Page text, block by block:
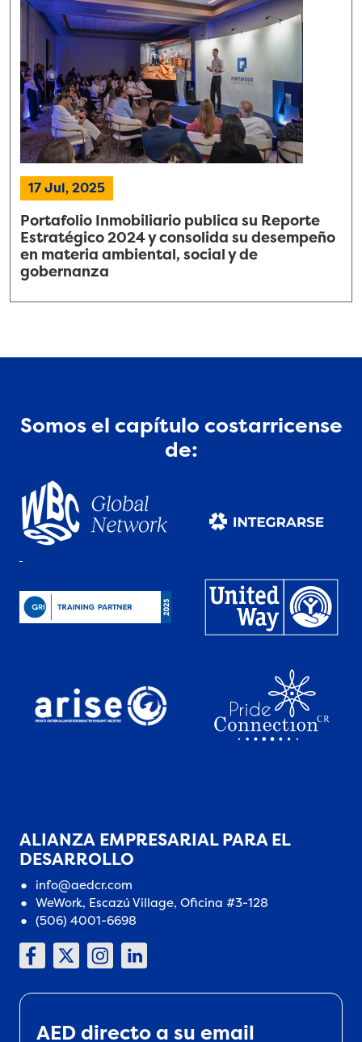
17 Jul, 2025
Portafolio Inmobiliario publica su Reporte
Estratégico 2024 y consolida su desempeño
en materia ambiental, social y de
gobernanza
Somos el capítulo costarricense
de:
ALIANZA EMPRESARIAL PARA EL
DESARROLLO
info@aedcr.com
WeWork, Escazú Village, Oficina #3-128
(506) 4001-6698
AED directo a su email